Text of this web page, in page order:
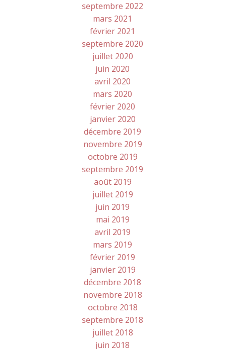
septembre 2022
mars 2021
février 2021
septembre 2020
juillet 2020
juin 2020
avril 2020
mars 2020
février 2020
janvier 2020
décembre 2019
novembre 2019
octobre 2019
septembre 2019
août 2019
juillet 2019
juin 2019
mai 2019
avril 2019
mars 2019
février 2019
janvier 2019
décembre 2018
novembre 2018
octobre 2018
septembre 2018
juillet 2018
juin 2018